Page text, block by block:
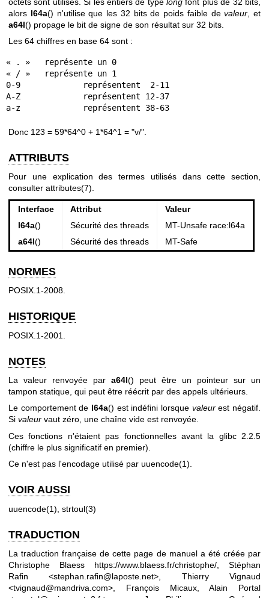
alors l64a() n'utilise que les 32 bits de poids faible devaleur , et
a64l() propage le bit de signe de son résultat sur 32 bits.
Les 64 chiffres en base 64 sont :
« . »	représente un 0
« / »	représente un 1
0-9		représentent  2-11
A-Z		représentent 12-37
a-z		représentent 38-63
Donc 123 = 59*64^0 + 1*64^1 = "v/".
ATTRIBUTS
Pour une explication des termes utilisés dans cette section,
consulter attributes(7)
Interface Attribut
Valeur
l64a() Sécurité des threads
MT-Unsafe race:l64a
a64l() Sécurité des threads MT-Safe
NORMES
POSIX.1-2008.
HISTORIQUE
POSIX.1-2001.
NOTES
La valeur renvoyée par a64l() peut être un pointeur sur un
tampon statique, qui peut être réécrit par des appels ultérieurs.
Le comportement de l64a() est indéfini lorsque valeurest négatif.
Si valeur vaut zéro, une chaîne vide est renvoyée.
Ces fonctions n'étaient pas fonctionnelles avant la glibc 2.2.5
(chiffre le plus significatif en premier).
Ce n'est pas l'encodage utilisé par uuencode(1).
VOIR AUSSI
uuencode(1) strtoul(3)
TRADUCTION
La traduction française de cette page de manuel a été créée par
Christophe Blaess https://www.blaess.fr/christophe/, Stéphan
Rafin <stephan.rafin@laposte.net>, Thierry Vignaud
<tvignaud@mandriva.com>, François Micaux, Alain Portal